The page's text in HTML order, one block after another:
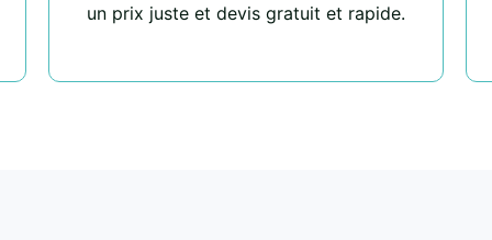
un prix juste et devis gratuit et rapide.